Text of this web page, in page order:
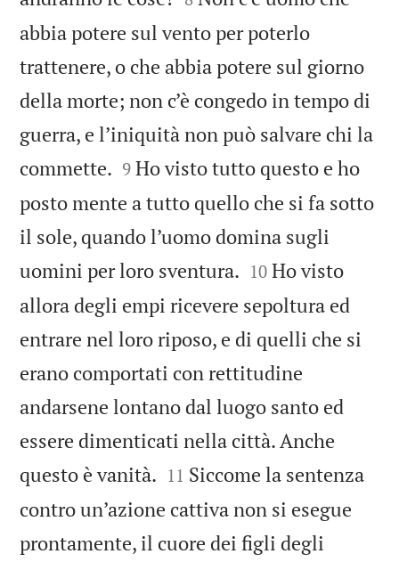
abbia potere sul vento per poterlo
trattenere, o che abbia potere sul giorno
della morte; non c’è congedo in tempo di
guerra, e l’iniquità non può salvare chi la
commette. 

9 Ho visto tutto questo e ho
posto mente a tutto quello che si fa sotto
il sole, quando l’uomo domina sugli
uomini per loro sventura. 

10 Ho visto
allora degli empi ricevere sepoltura ed
entrare nel loro riposo, e di quelli che si
erano comportati con rettitudine
andarsene lontano dal luogo santo ed
essere dimenticati nella città. Anche
questo è vanità. 

11 Siccome la sentenza
contro un’azione cattiva non si esegue
prontamente, il cuore dei figli degli